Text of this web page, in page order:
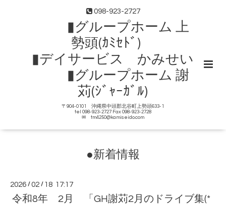
098-923-2727
▮グループホーム 上
勢頭(ｶﾐｾﾄﾞ)
▮デイサービス かみせい
▮グループホーム 謝
苅(ｼﾞｬｰｶﾞﾙ)
〒904-0101 沖縄県中頭郡北谷町上勢頭633-1
tel 098-923-2727 Fax 098-923-2728
✉ tm4250@kamiseido.com
●新着情報
2026 /02 / 18 17:17
令和8年 2月 「GH謝苅2月のドライブ集(*